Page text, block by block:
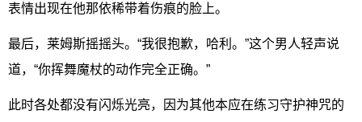
表情出现在他那依稀带着伤痕的脸上。
最后，莱姆斯摇摇头。“我很抱歉，哈利。”这个男人轻声说
道，“你挥舞魔杖的动作完全正确。”
此时各处都没有闪烁光亮，因为其他本应在练习守护神咒的